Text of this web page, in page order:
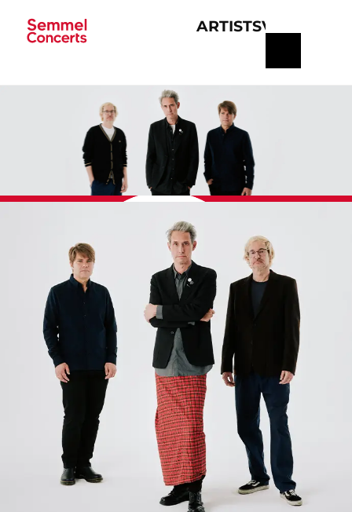
ARTISTS